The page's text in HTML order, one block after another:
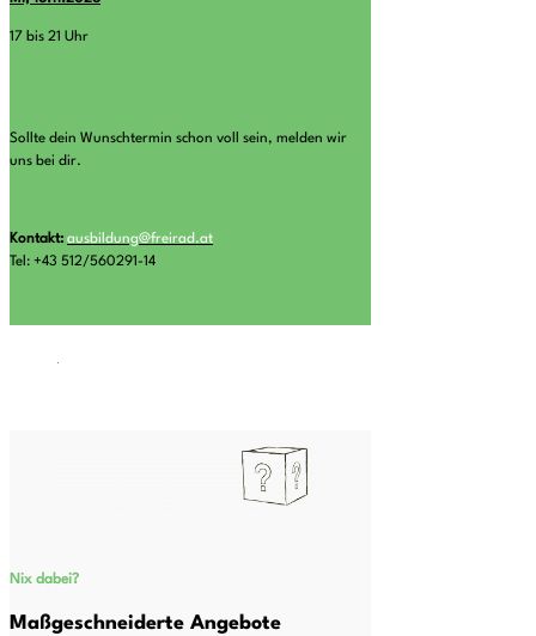
17 bis 21 Uhr
Sollte dein Wunschtermin schon voll sein, melden wir
uns bei dir.
Kontakt: ausbildung@freirad.at
Tel: +43 512/560291-14
Nix dabei?
Maßgeschneiderte Angebote